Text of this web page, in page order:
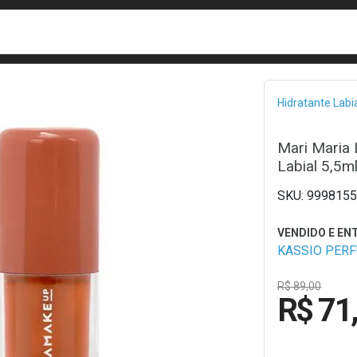
Hidratante
Mari Maria
Labial
KASSIO
R$ 89,00
R$